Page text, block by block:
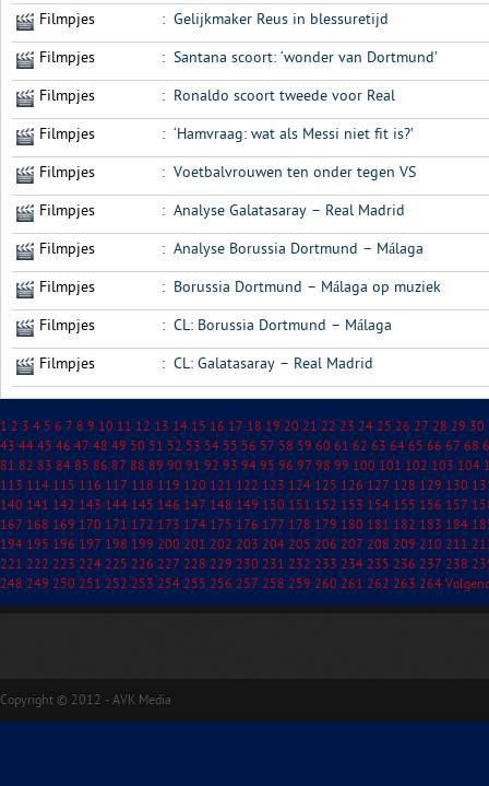
Filmpjes
: Gelijkmaker Reus in blessuretijd
Filmpjes : Santana scoort: ‘wonder van Dortmund’
Filmpjes : Ronaldo scoort tweede voor Real
Filmpjes : ‘Hamvraag: wat als Messi niet fit is?’
Filmpjes : Voetbalvrouwen ten onder tegen VS
Filmpjes : Analyse Galatasaray – Real Madrid
Filmpjes : Analyse Borussia Dortmund – Málaga
Filmpjes : Borussia Dortmund – Málaga op muziek
Filmpjes : CL: Borussia Dortmund – Málaga
Filmpjes : CL: Galatasaray – Real Madrid
1 2 3 4 5 6 7 8 9 10 11 12 13 14 15 16 17 18 19 20 21 22 23 24 25 26 27 28 29 30
43 44 45 46 47 48 49 50 51 52 53 54 55 56 57 58 59 60 61 62 63 64 65 66 67 68
81 82 83 84 85 86 87 88 89 90 91 92 93 94 95 96 97 98 99 100 101 102 103 104
113 114 115 116 117 118 119 120 121 122 123 124 125 126 127 128 129 130
140 141 142 143 144 145 146 147 148 149 150 151 152 153 154 155 156 157
167 168 169 170 171 172 173 174 175 176 177 178 179 180 181 182 183 184
194 195 196 197 198 199 200 201 202 203 204 205 206 207 208 209 210 211
221 222 223 224 225 226 227 228 229 230 231 232 233 234 235 236 237 238
248 249 250 251 252 253 254 255 256 257 258 259 260 261 262 263 264
Copyright © 2012 - AVK Media